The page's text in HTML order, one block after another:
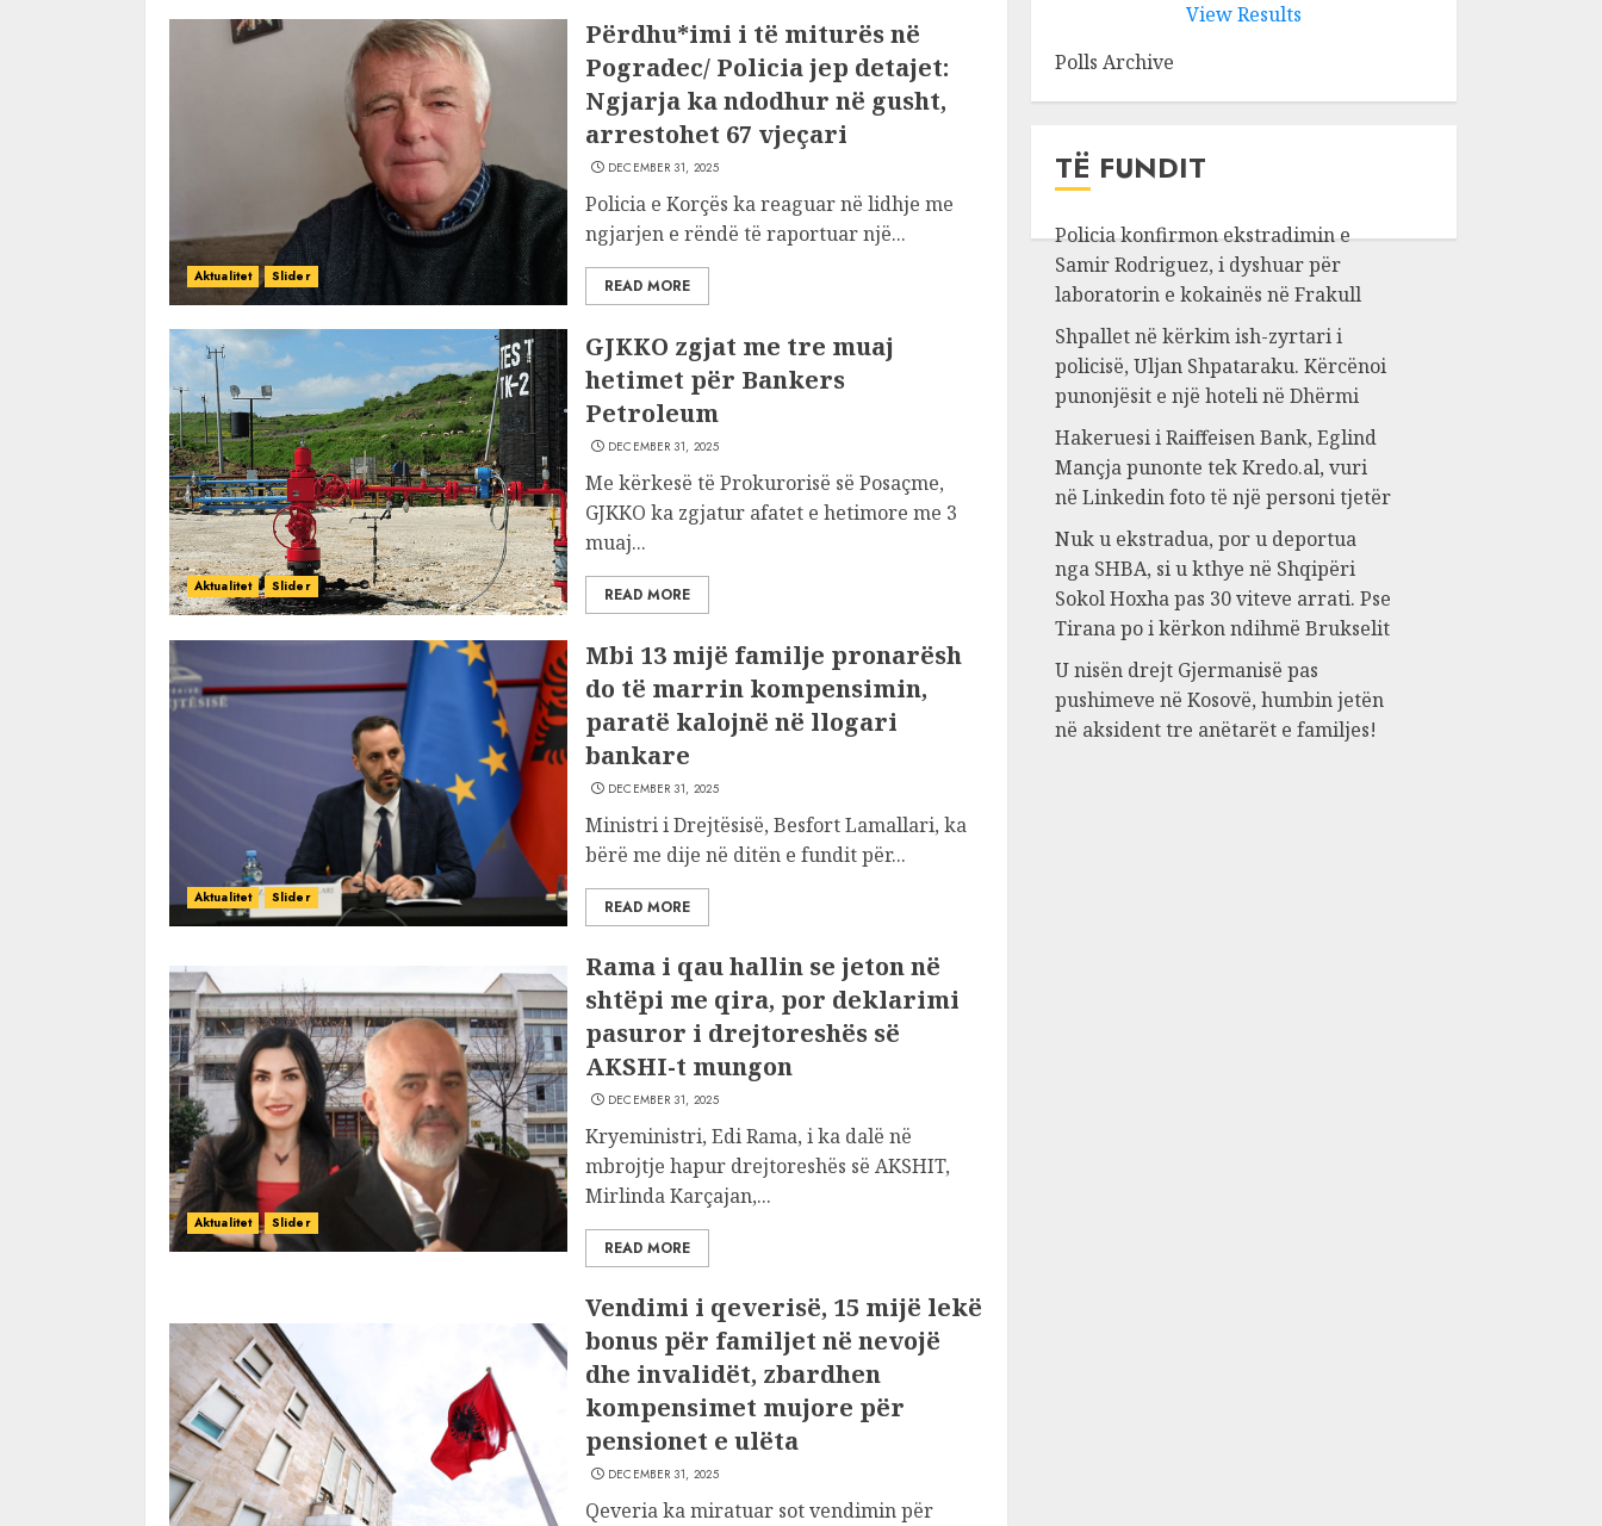
Aktualitet Slider
Përdhu*imi i të miturës në
Pogradec/ Policia jep detajet:
Ngjarja ka ndodhur në gusht,
arrestohet 67 vjeçari
DECEMBER 31, 2025
Policia e Korçës ka reaguar në lidhje me
ngjarjen e rëndë të raportuar një...
READ MORE
Aktualitet Slider
GJKKO zgjat me tre muaj
hetimet për Bankers
Petroleum
DECEMBER 31, 2025
Me kërkesë të Prokurorisë së Posaçme,
GJKKO ka zgjatur afatet e hetimore me 3
muaj...
READ MORE
Aktualitet Slider
Mbi 13 mijë familje pronarësh
do të marrin kompensimin,
paratë kalojnë në llogari
bankare
DECEMBER 31, 2025
Ministri i Drejtësisë, Besfort Lamallari, ka
bërë me dije në ditën e fundit për...
READ MORE
Aktualitet Slider
Rama i qau hallin se jeton në
shtëpi me qira, por deklarimi
pasuror i drejtoreshës së
AKSHI-t mungon
DECEMBER 31, 2025
Kryeministri, Edi Rama, i ka dalë në
mbrojtje hapur drejtoreshës së AKSHIT,
Mirlinda Karçajan,...
READ MORE
Vendimi i qeverisë, 15 mijë lekë
bonus për familjet në nevojë
dhe invalidët, zbardhen
kompensimet mujore për
pensionet e ulëta
DECEMBER 31, 2025
Qeveria ka miratuar sot vendimin për
View Results
Polls Archive
TË FUNDIT
Policia konfirmon ekstradimin e
Samir Rodriguez, i dyshuar për
laboratorin e kokainës në Frakull
Shpallet në kërkim ish-zyrtari i
policisë, Uljan Shpataraku. Kërcënoi
punonjësit e një hoteli në Dhërmi
Hakeruesi i Raiffeisen Bank, Eglind
Mançja punonte tek Kredo.al, vuri
në Linkedin foto të një personi tjetër
Nuk u ekstradua, por u deportua
nga SHBA, si u kthye në Shqipëri
Sokol Hoxha pas 30 viteve arrati. Pse
Tirana po i kërkon ndihmë Brukselit
U nisën drejt Gjermanisë pas
pushimeve në Kosovë, humbin jetën
në aksident tre anëtarët e familjes!